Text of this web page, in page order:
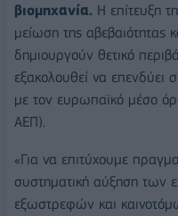
βιομηχανία. Η επίτευξη
μείωση της αβεβαιότητας
δημιουργούν θετικό
εξακολουθεί να επενδύει
με τον ευρωπαϊκό μέσο
ΑΕΠ).
«Για να επιτύχουμε
συστηματική αύξηση των
εξωστρεφών και